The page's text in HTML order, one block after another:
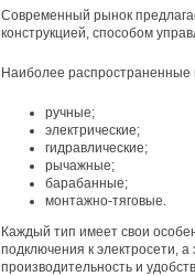
Современный рынок
конструкцией, способом
Наиболее распространенные
ручные;
электрические;
гидравлические;
рычажные;
барабанные;
монтажно-тяговые.
Каждый тип имеет свои
подключения к электросети,
производительность и